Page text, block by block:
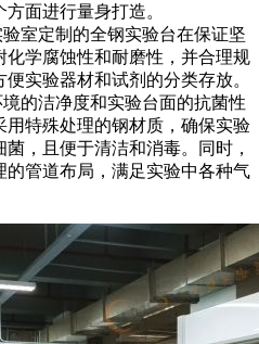
面进行量身打造。
室定制的全钢实验台在保证坚
化学腐蚀性和耐磨性，并合理规
实验器材和试剂的分类存放。
的洁净度和实验台面的抗菌性
特殊处理的钢材质，确保实验
，且便于清洁和消毒。同时，
管道布局，满足实验中各种气